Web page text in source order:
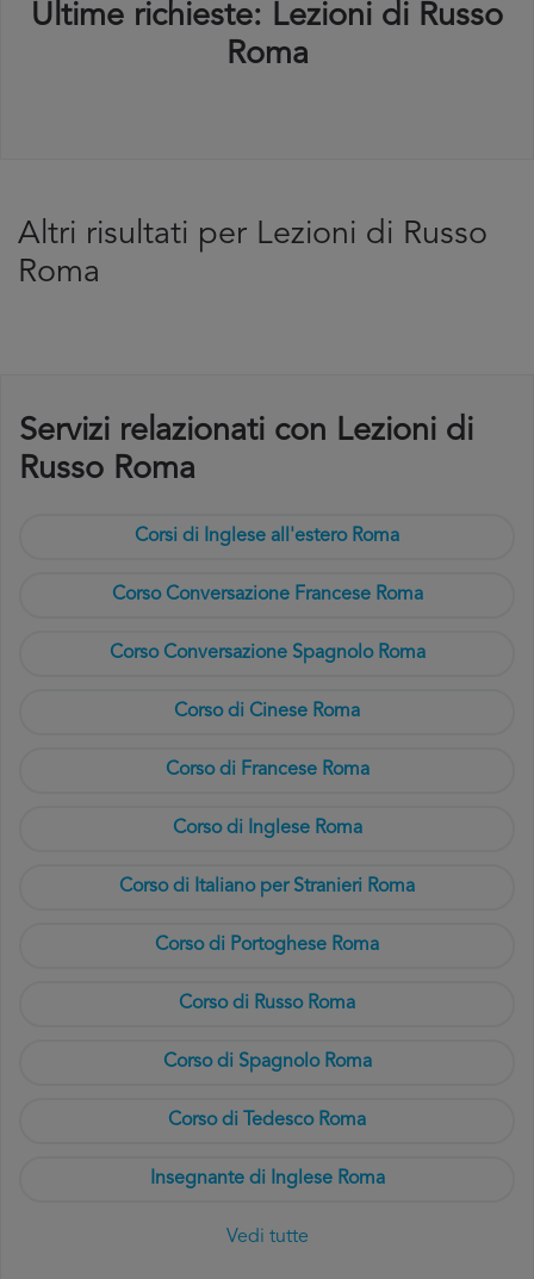
Ultime richieste: Lezioni di Russo
Roma
Altri risultati per Lezioni di Russo
Roma
Servizi relazionati con Lezioni di
Russo Roma
Corsi di Inglese all'estero Roma
Corso Conversazione Francese Roma
Corso Conversazione Spagnolo Roma
Corso di Cinese Roma
Corso di Francese Roma
Corso di Inglese Roma
Corso di Italiano per Stranieri Roma
Corso di Portoghese Roma
Corso di Russo Roma
Corso di Spagnolo Roma
Corso di Tedesco Roma
Insegnante di Inglese Roma
Vedi tutte